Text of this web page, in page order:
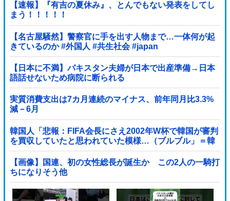
【速報】『有吉の夏休み』、とんでもない発表をしてし
まう！！！！！
【名古屋騒然】警察官に手を出す人物まで…一体何が起
きているのか #外国人 #共生社会 #japan
【日本に不満】パキスタン夫婦が日本で出産準備→日本
語話せないため病院に断られる
実質消費支出は7カ月連続のマイナス、前年同月比3.3%
減－6月
韓国人「悲報：FIFA会長にさえ2002年W杯で韓国が審判
を買収していたと思われていた模様…（ブルブル」＝韓
国の反応
【画像】国連、初の女性総長が誕生か この2人の一騎打
ちになりそう他